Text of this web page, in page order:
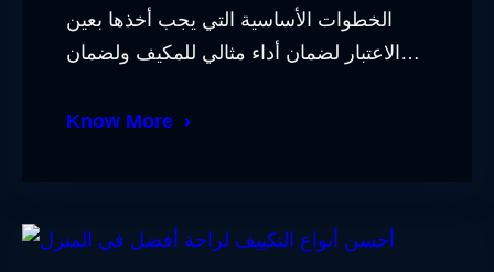
الخطوات الأساسية التي يجب أخذها بعين
الاعتبار لضمان أداء مثالي للمكيف ولضمان…
Know More